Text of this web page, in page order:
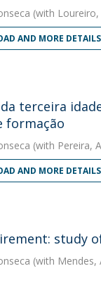
(with
AND MORE DETAILS
terceira
formação
(with Pereira,
AND MORE DETAILS
study
(with Mendes,